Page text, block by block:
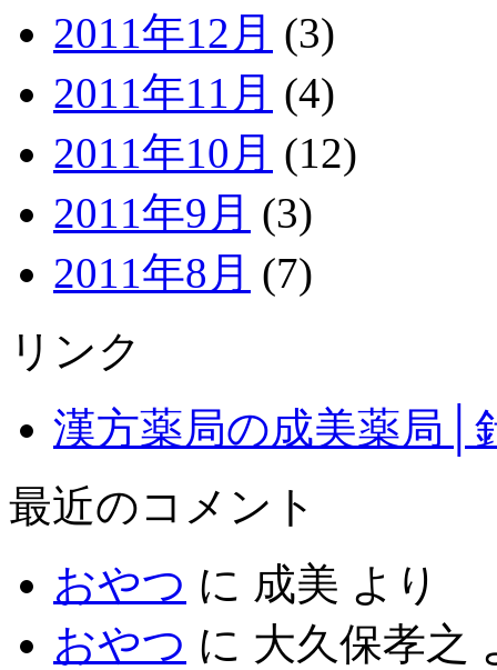
2011年12月 (3)
2011年11月 (4)
2011年10月 (12)
2011年9月 (3)
2011年8月 (7)
リンク
漢方薬局の成美薬局│
最近のコメント
おやつ に 成美 より
おやつ に 大久保孝之